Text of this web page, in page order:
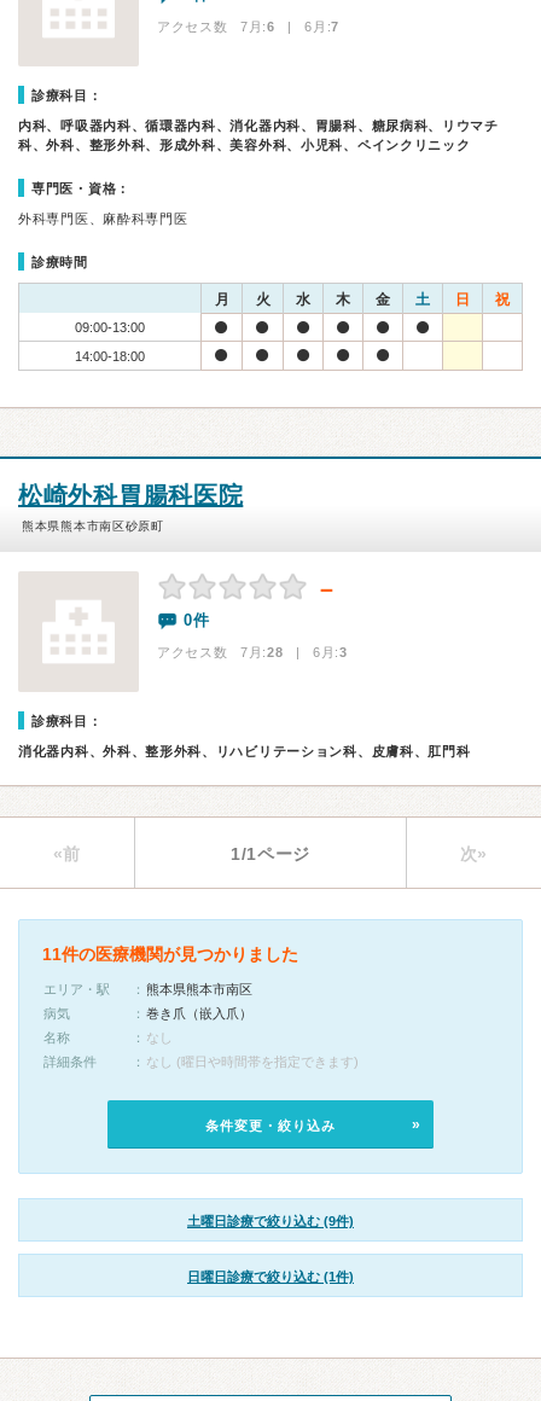
アクセス数 7月:6 | 6月:7
診療科目：
内科、呼吸器内科、循環器内科、消化器内科、胃腸科、糖尿病科、リウマチ
科、外科、整形外科、形成外科、美容外科、小児科、ペインクリニック
専門医・資格：
外科専門医、麻酔科専門医
診療時間
月 火 水 木 金 土 日 祝
09:00-13:00
14:00-18:00
松崎外科胃腸科医院
熊本県熊本市南区砂原町
－
0件
アクセス数 7月:28 | 6月:3
診療科目：
消化器内科、外科、整形外科、リハビリテーション科、皮膚科、肛門科
«前 1/1ページ 次»
11件の医療機関が見つかりました
エリア・駅
熊本県熊本市南区
病気
巻き爪（嵌入爪）
名称
なし
詳細条件
なし (曜日や時間帯を指定できます)
条件変更・絞り込み
土曜日診療で絞り込む (9件)
日曜日診療で絞り込む (1件)